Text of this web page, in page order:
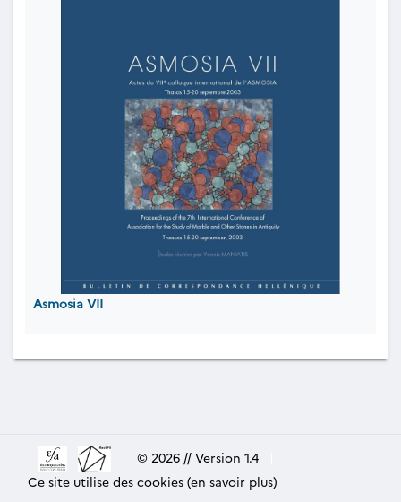
Asmosia VII
© 2026 // Version 1.4
Ce site utilise des cookies (en savoir plus)